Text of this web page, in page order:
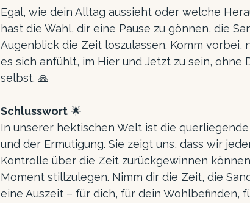
Egal, wie dein Alltag aussieht oder welche
hast die Wahl, dir eine Pause zu gönnen, die
Augenblick die Zeit loszulassen. Komm vorbei,
es sich anfühlt, im Hier und Jetzt zu sein, ohne
selbst. 🙏
Schlusswort 🌟
In unserer hektischen Welt ist die
und der Ermutigung. Sie zeigt uns, dass wir
Kontrolle über die Zeit zurückgewinnen
Moment stillzulegen. Nimm dir die Zeit, die
eine Auszeit – für dich, für dein Wohlbefinden,